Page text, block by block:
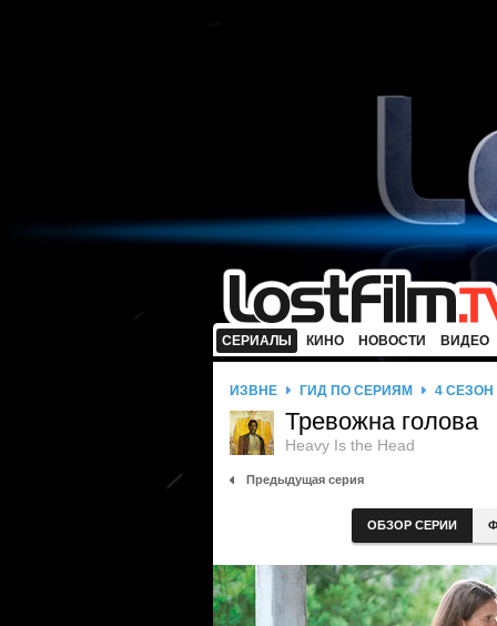
СЕРИАЛЫ КИНО НОВОСТИ ВИДЕО
ИЗВНЕ ГИД ПО СЕРИЯМ 4 СЕЗОН
Тревожна голова
Heavy Is the Head
Предыдущая серия
ОБЗОР СЕРИИ